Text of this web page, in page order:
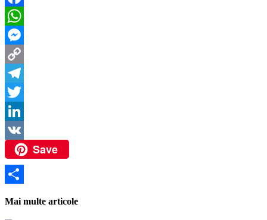
Facebook
WhatsApp
Messenger
Copy
Link
Telegram
Twitter
LinkedIn
VK
Save
Mai multe articole